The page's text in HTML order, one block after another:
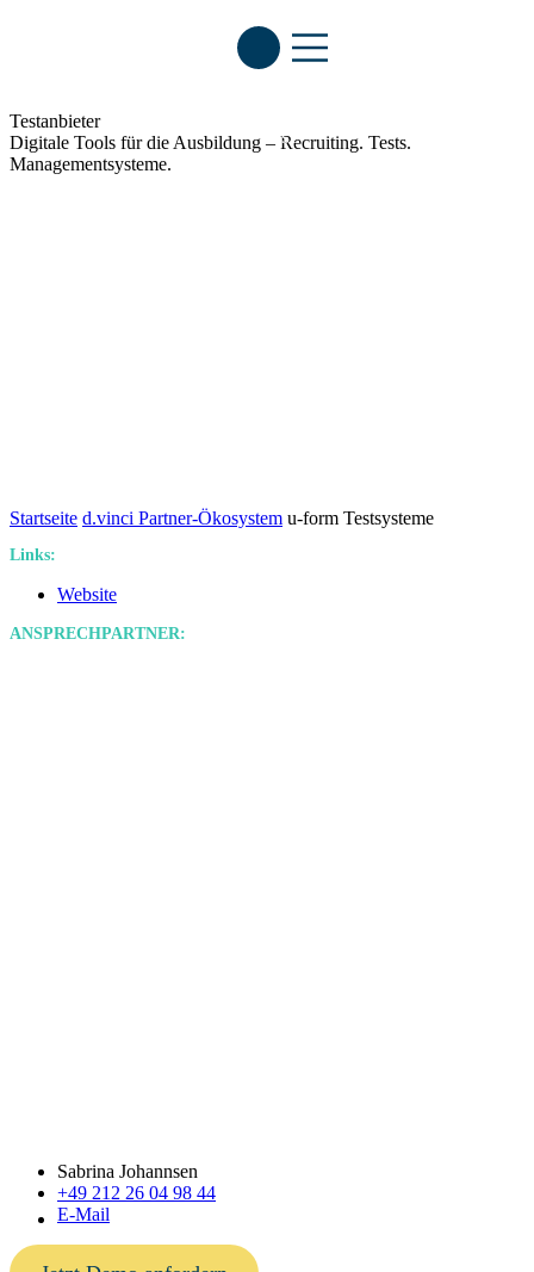
o
st
u-form Testsysteme
Testanbieter
Digitale Tools für die Ausbildung – Recruiting. Tests.
Managementsysteme.
Startseite d.vinci Partner-Ökosystem u-form Testsysteme
Links:
Website
ANSPRECHPARTNER:
Sabrina Johannsen
+49 212 26 04 98 44
E-Mail